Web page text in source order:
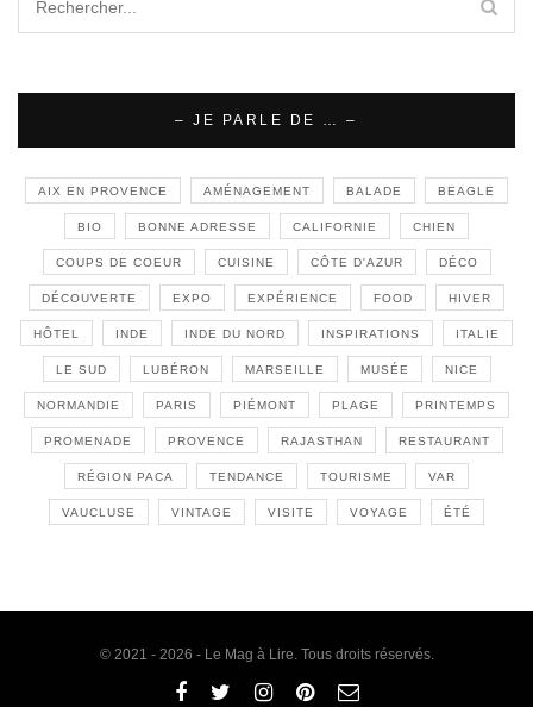
– JE PARLE DE … –
AIX EN PROVENCE AMÉNAGEMENT BALADE BEAGLE
BIO BONNE ADRESSE CALIFORNIE CHIEN
COUPS DE COEUR CUISINE CÔTE D'AZUR DÉCO
DÉCOUVERTE EXPO EXPÉRIENCE FOOD HIVER
HÔTEL INDE INDE DU NORD INSPIRATIONS ITALIE
LE SUD LUBÉRON MARSEILLE MUSÉE NICE
NORMANDIE PARIS PIÉMONT PLAGE PRINTEMPS
PROMENADE PROVENCE RAJASTHAN RESTAURANT
RÉGION PACA TENDANCE TOURISME VAR
VAUCLUSE VINTAGE VISITE VOYAGE ÉTÉ
© 2021 - 2026 - Le Mag à Lire. Tous droits réservés.